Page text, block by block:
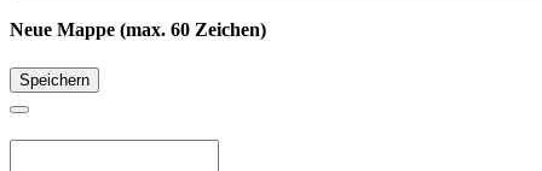
Neue Mappe (max. 60 Zeichen)
Speichern